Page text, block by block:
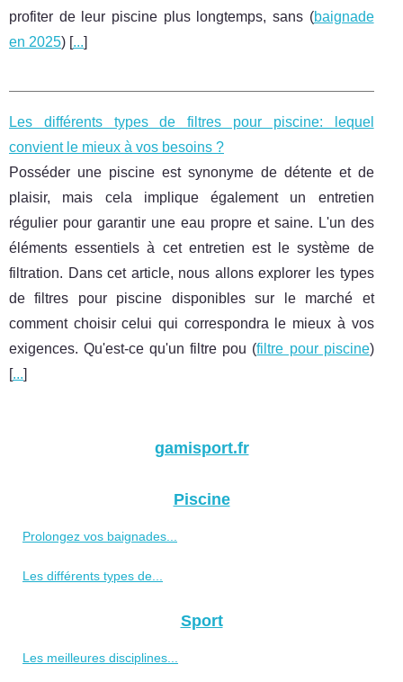
profiter de leur piscine plus longtemps, sans (baignade
en 2025) [...]
Les différents types de filtres pour piscine: lequel
convient le mieux à vos besoins ?
Posséder une piscine est synonyme de détente et de
plaisir, mais cela implique également un entretien
régulier pour garantir une eau propre et saine. L'un des
éléments essentiels à cet entretien est le système de
filtration. Dans cet article, nous allons explorer les types
de filtres pour piscine disponibles sur le marché et
comment choisir celui qui correspondra le mieux à vos
exigences. Qu'est-ce qu'un filtre pou (filtre pour piscine)
[...]
gamisport.fr
Piscine
Prolongez vos baignades...
Les différents types de...
Sport
Les meilleures disciplines...